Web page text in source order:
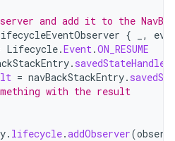
and add it to the
{ ,
Lifecycle.Event .ON_RESUME
. savedStateHandle
= navBackStackEntry.
with the result
. lifecycle.addObserver(